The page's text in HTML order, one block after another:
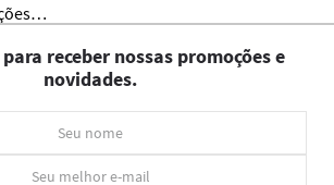
receber nossas promoções e
novidades.